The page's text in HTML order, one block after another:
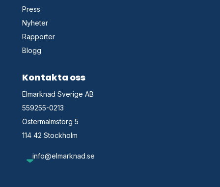
Press
Nyheter
Rapporter
Blogg
Kontakta oss
Elmarknad Sverige AB
559255-0213
Östermalmstorg 5
114 42 Stockholm
info@elmarknad.se